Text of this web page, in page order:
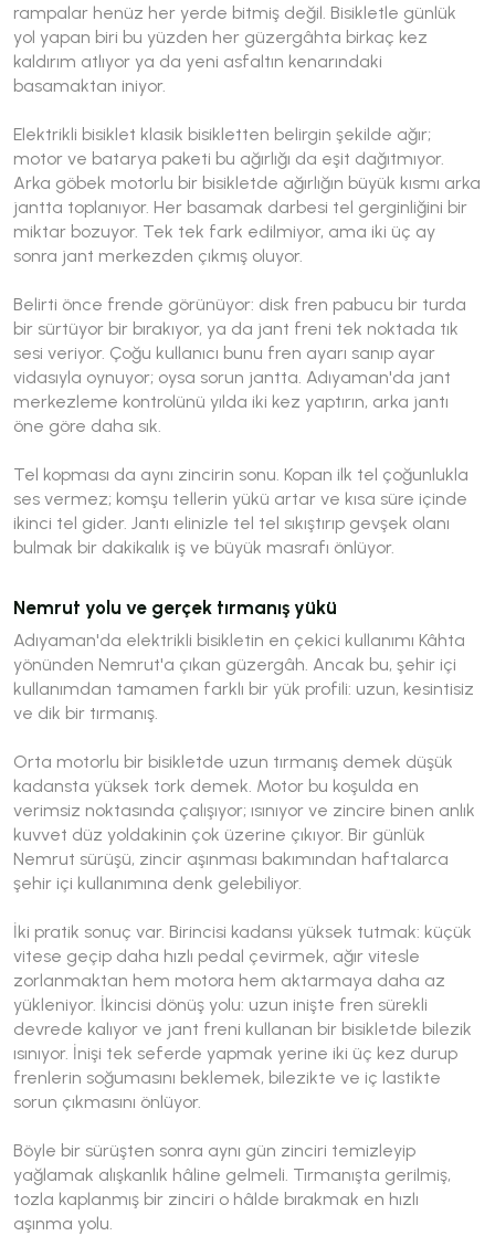
rampalar henüz her yerde bitmiş değil. Bisikletle günlük
yol yapan biri bu yüzden her güzergâhta birkaç kez
kaldırım atlıyor ya da yeni asfaltın kenarındaki
basamaktan iniyor.
Elektrikli bisiklet klasik bisikletten belirgin şekilde ağır;
motor ve batarya paketi bu ağırlığı da eşit dağıtmıyor.
Arka göbek motorlu bir bisikletde ağırlığın büyük kısmı arka
jantta toplanıyor. Her basamak darbesi tel gerginliğini bir
miktar bozuyor. Tek tek fark edilmiyor, ama iki üç ay
sonra jant merkezden çıkmış oluyor.
Belirti önce frende görünüyor: disk fren pabucu bir turda
bir sürtüyor bir bırakıyor, ya da jant freni tek noktada tık
sesi veriyor. Çoğu kullanıcı bunu fren ayarı sanıp ayar
vidasıyla oynuyor; oysa sorun jantta. Adıyaman'da jant
merkezleme kontrolünü yılda iki kez yaptırın, arka jantı
öne göre daha sık.
Tel kopması da aynı zincirin sonu. Kopan ilk tel çoğunlukla
ses vermez; komşu tellerin yükü artar ve kısa süre içinde
ikinci tel gider. Jantı elinizle tel tel sıkıştırıp gevşek olanı
bulmak bir dakikalık iş ve büyük masrafı önlüyor.
Nemrut yolu ve gerçek tırmanış yükü
Adıyaman'da elektrikli bisikletin en çekici kullanımı Kâhta
yönünden Nemrut'a çıkan güzergâh. Ancak bu, şehir içi
kullanımdan tamamen farklı bir yük profili: uzun, kesintisiz
ve dik bir tırmanış.
Orta motorlu bir bisikletde uzun tırmanış demek düşük
kadansta yüksek tork demek. Motor bu koşulda en
verimsiz noktasında çalışıyor; ısınıyor ve zincire binen anlık
kuvvet düz yoldakinin çok üzerine çıkıyor. Bir günlük
Nemrut sürüşü, zincir aşınması bakımından haftalarca
şehir içi kullanımına denk gelebiliyor.
İki pratik sonuç var. Birincisi kadansı yüksek tutmak: küçük
vitese geçip daha hızlı pedal çevirmek, ağır vitesle
zorlanmaktan hem motora hem aktarmaya daha az
yükleniyor. İkincisi dönüş yolu: uzun inişte fren sürekli
devrede kalıyor ve jant freni kullanan bir bisikletde bilezik
ısınıyor. İnişi tek seferde yapmak yerine iki üç kez durup
frenlerin soğumasını beklemek, bilezikte ve iç lastikte
sorun çıkmasını önlüyor.
Böyle bir sürüşten sonra aynı gün zinciri temizleyip
yağlamak alışkanlık hâline gelmeli. Tırmanışta gerilmiş,
tozla kaplanmış bir zinciri o hâlde bırakmak en hızlı
aşınma yolu.